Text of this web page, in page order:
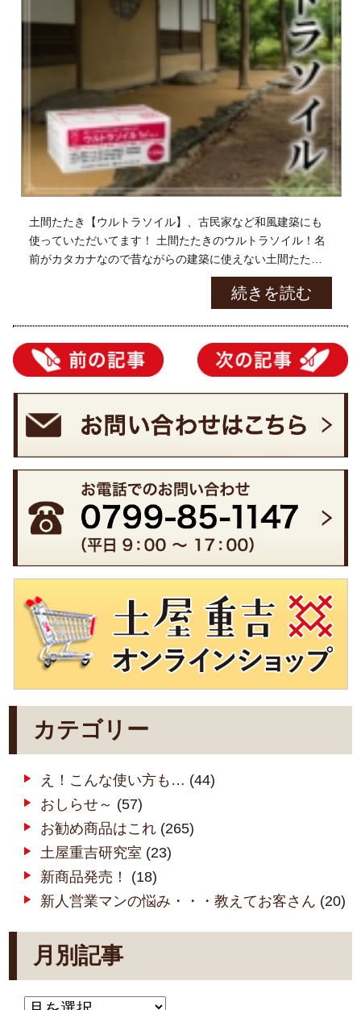
土間たたき【ウルトラソイル】、古民家など和風建築にも
使っていただいてます！ 土間たたきのウルトラソイル！名
前がカタカナなので昔ながらの建築に使えない土間たたき
だと思っている方も多いのでは？ いえいえ、そんなことな
続きを読む
カテゴリー
え！こんな使い方も… (44)
おしらせ～ (57)
お勧め商品はこれ (265)
土屋重吉研究室 (23)
新商品発売！
(18)
新人営業マンの悩み・・・教えてお客さん (20)
月別記事